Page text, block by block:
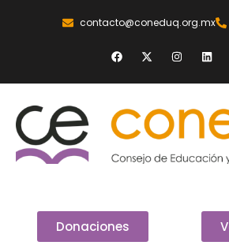
contacto@coneduq.org.mx
Donaciones